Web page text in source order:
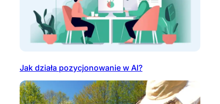
Jak działa pozycjonowanie w AI?